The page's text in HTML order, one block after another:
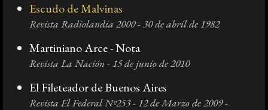
Escudo de Malvinas
Revista Radiolandia 2000 - 30 de abril de 1982
Martiniano Arce - Nota
Revista La Nación - 15 de junio de 2010
El Fileteador de Buenos Aires
Revista El Federal Nº253 - 12 de Marzo de 2009 -